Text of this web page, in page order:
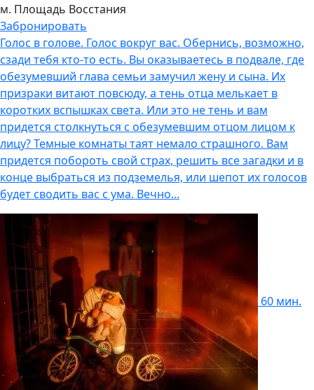
м. Площадь Восстания
Забронировать
Голос в голове. Голос вокруг вас. Обернись, возможно,
сзади тебя кто-то есть. Вы оказываетесь в подвале, где
обезумевший глава семьи замучил жену и сына. Их
призраки витают повсюду, а тень отца мелькает в
коротких вспышках света. Или это не тень и вам
придется столкнуться с обезумевшим отцом лицом к
лицу? Темные комнаты таят немало страшного. Вам
придется побороть свой страх, решить все загадки и в
конце выбраться из подземелья, или шепот их голосов
будет сводить вас с ума. Вечно...
60 мин.